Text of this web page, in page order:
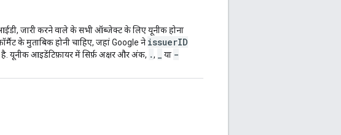
जारी करने वाले के सभी ऑब्जेक्ट के लिए यूनीक होना
के मुताबिक होनी चाहिए, जहां Google ने issuerID
यूनीक आइडेंटिफ़ायर में सिर्फ़ अक्षर और अंक, ., या -